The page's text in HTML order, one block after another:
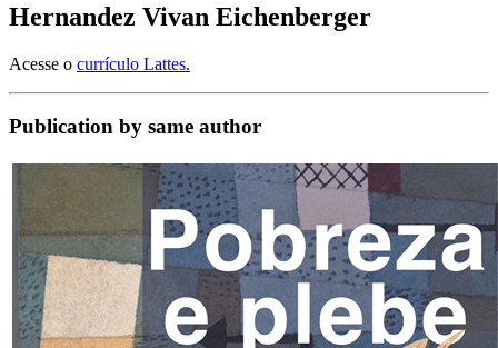
Hernandez Vivan Eichenberger
Acesse o currículo Lattes.
Publication by same author